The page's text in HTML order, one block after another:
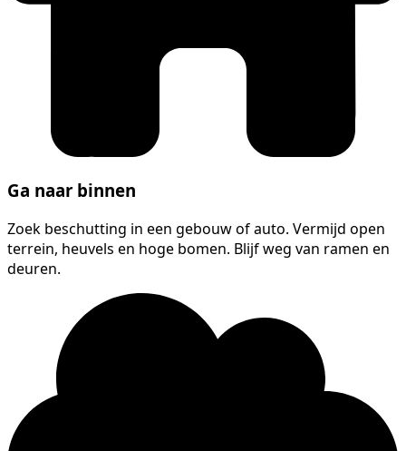
Ga naar binnen
Zoek beschutting in een gebouw of auto. Vermijd open
terrein, heuvels en hoge bomen. Blijf weg van ramen en
deuren.